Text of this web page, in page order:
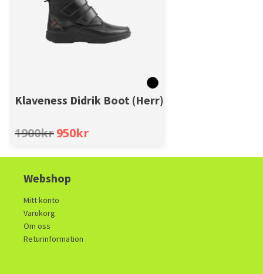
Klaveness Didrik Boot (Herr)
1900kr Original
was:
950kr
is:
Webshop
Mitt konto
Varukorg
Om oss
Returinformation